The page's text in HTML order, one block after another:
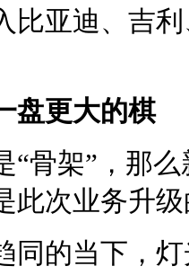
比亚迪、吉
盘更大的棋
“骨架”，那
此次业务升级
同的当下，